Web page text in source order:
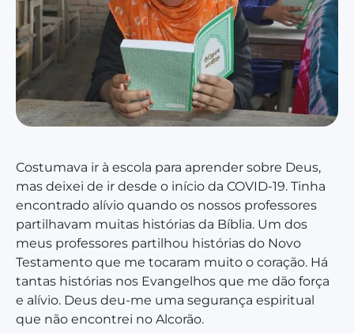
Costumava ir à escola para aprender sobre Deus,
mas deixei de ir desde o início da COVID-19. Tinha
encontrado alívio quando os nossos professores
partilhavam muitas histórias da Bíblia. Um dos
meus professores partilhou histórias do Novo
Testamento que me tocaram muito o coração. Há
tantas histórias nos Evangelhos que me dão força
e alívio. Deus deu-me uma segurança espiritual
que não encontrei no Alcorão.